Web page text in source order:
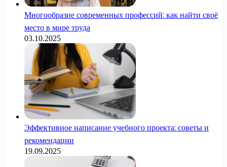
Многообразие современных профессий: как найти своё
место в мире труда
03.10.2025
Эффективное написание учебного проекта: советы и
рекомендации
19.09.2025